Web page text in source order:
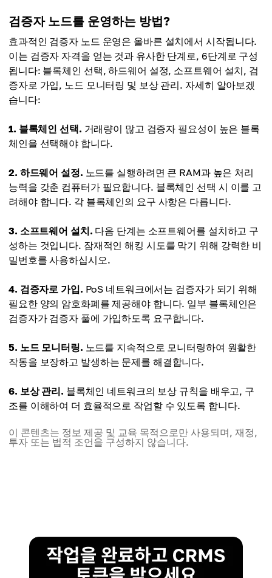
검증자 노드를 운영하는 방법?
효과적인 검증자 노드 운영은 올바른 설치에서 시작됩니다.
이는 검증자 자격을 얻는 것과 유사한 단계로, 6단계로 구성
됩니다: 블록체인 선택, 하드웨어 설정, 소프트웨어 설치, 검
증자로 가입, 노드 모니터링 및 보상 관리. 자세히 알아보겠
습니다:
1. 블록체인 선택. 거래량이 많고 검증자 필요성이 높은 블록
체인을 선택해야 합니다.
2. 하드웨어 설정. 노드를 실행하려면 큰 RAM과 높은 처리
능력을 갖춘 컴퓨터가 필요합니다. 블록체인 선택 시 이를 고
려해야 합니다. 각 블록체인의 요구 사항은 다릅니다.
3. 소프트웨어 설치. 다음 단계는 소프트웨어를 설치하고 구
성하는 것입니다. 잠재적인 해킹 시도를 막기 위해 강력한 비
밀번호를 사용하십시오.
4. 검증자로 가입. PoS 네트워크에서는 검증자가 되기 위해
필요한 양의 암호화폐를 제공해야 합니다. 일부 블록체인은
검증자가 검증자 풀에 가입하도록 요구합니다.
5. 노드 모니터링. 노드를 지속적으로 모니터링하여 원활한
작동을 보장하고 발생하는 문제를 해결합니다.
6. 보상 관리. 블록체인 네트워크의 보상 규칙을 배우고, 구
조를 이해하여 더 효율적으로 작업할 수 있도록 합니다.
이 콘텐츠는 정보 제공 및 교육 목적으로만 사용되며, 재정,
투자 또는 법적 조언을 구성하지 않습니다.